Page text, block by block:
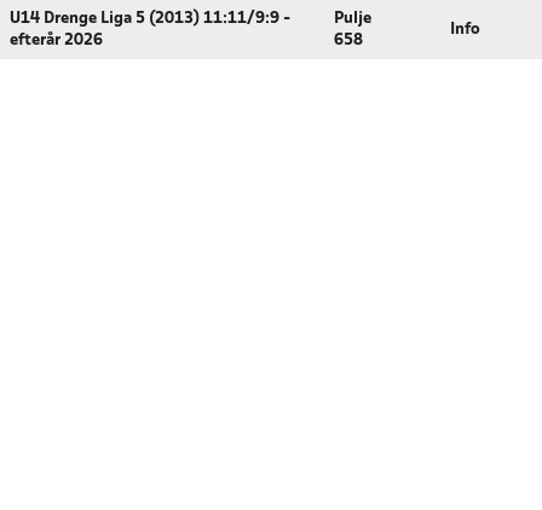
U14 Drenge Liga 5 (2013) 11:11/9:9 -
efterår 2026
Pulje
658
Info